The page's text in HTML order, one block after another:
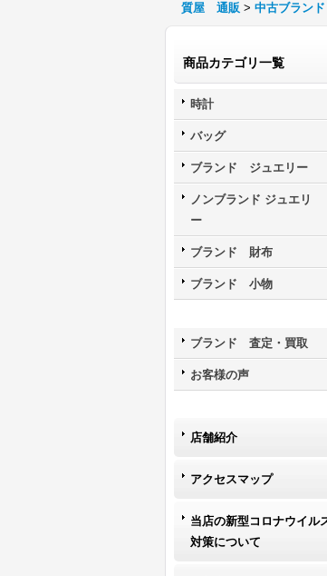
質屋 通販 > 中古ブラン
商品カテゴリ一覧
時計
バッグ
ブランド ジュエリー
ノンブランド ジュエリ
ー
ブランド 財布
ブランド 小物
ブランド 査定・買取
お客様の声
店舗紹介
アクセスマップ
当店の新型コロナウイル
対策について